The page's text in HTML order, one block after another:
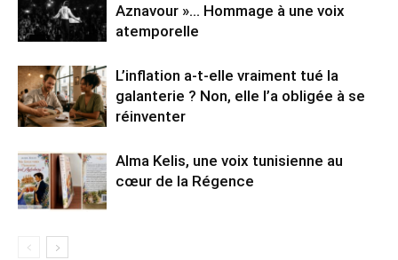
Aznavour »… Hommage à une voix
atemporelle
L’inflation a-t-elle vraiment tué la
galanterie ? Non, elle l’a obligée à se
réinventer
Alma Kelis, une voix tunisienne au
cœur de la Régence